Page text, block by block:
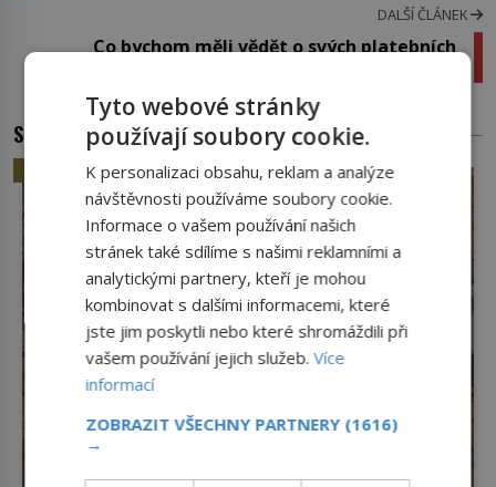
DALŠÍ ČLÁNEK
Co bychom měli vědět o svých platebních
SOUVISEJÍCÍ ČLÁNKY
HISTORIE
Tyto webové stránky
používají soubory cookie.
K personalizaci obsahu, reklam a analýze
návštěvnosti používáme soubory cookie.
Informace o vašem používání našich
stránek také sdílíme s našimi reklamními a
analytickými partnery, kteří je mohou
kombinovat s dalšími informacemi, které
jste jim poskytli nebo které shromáždili při
vašem používání jejich služeb.Více
informací
ZOBRAZIT VŠECHNY PARTNERY (1616)
→